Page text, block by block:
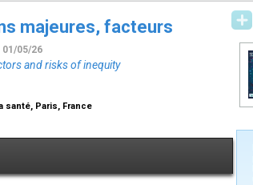
majeures, facteurs
01/05/26
and risks of inequity
santé, Paris, France